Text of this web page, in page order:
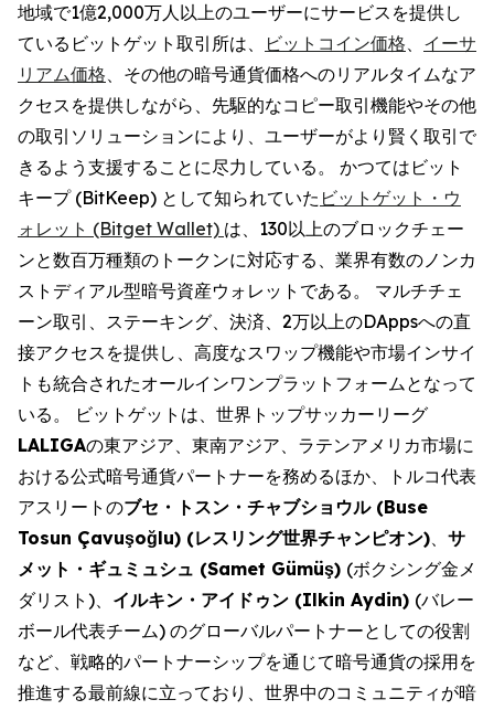
地域で1億2,000万人以上のユーザーにサービスを提供し
ているビットゲット取引所は、
ビットコイン価格、 イーサ
リアム価格、その他の暗号通貨価格へのリアルタイムなア
クセスを提供しながら、先駆的なコピー取引機能やその他
の取引ソリューションにより、ユーザーがより賢く取引で
きるよう支援することに尽力している。 かつてはビット
キープ (BitKeep) として知られていた ビットゲット・ウ
ォレット (Bitget Wallet) は、130以上のブロックチェー
ンと数百万種類のトークンに対応する、業界有数のノンカ
ストディアル型暗号資産ウォレットである。 マルチチェ
ーン取引、ステーキング、決済、2万以上のDAppsへの直
接アクセスを提供し、高度なスワップ機能や市場インサイ
トも統合されたオールインワンプラットフォームとなって
いる。 ビットゲットは、世界トップサッカーリーグ
LALIGAの東アジア、東南アジア、ラテンアメリカ市場に
おける公式暗号通貨パートナーを務めるほか、トルコ代表
アスリートのブセ・トスン・チャブショウル(Buse
Tosun Çavuşoğlu) (レスリング世界チャンピオン)、 サ
メット・ギュミュシュ (Samet Gümüş) (ボクシング金メ
ダリスト)、 イルキン・アイドゥン (Ilkin Aydin) (バレー
ボール代表チーム) のグローバルパートナーとしての役割
など、戦略的パートナーシップを通じて暗号通貨の採用を
推進する最前線に立っており、世界中のコミュニティが暗